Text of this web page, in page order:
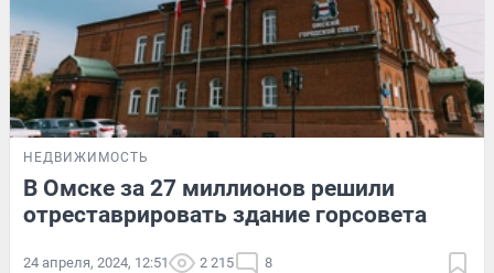
НЕДВИЖИМОСТЬ
В Омске за 27 миллионов решили
отреставрировать здание горсовета
24 апреля, 2024, 12:51 2 215 8